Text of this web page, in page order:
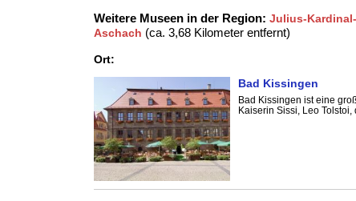
Weitere Museen in der Region: Julius-
Aschach (ca. 3,68 Kilometer entfernt)
Ort:
Bad Kissingen
Bad Kissingen ist eine
Kaiserin Sissi, Leo